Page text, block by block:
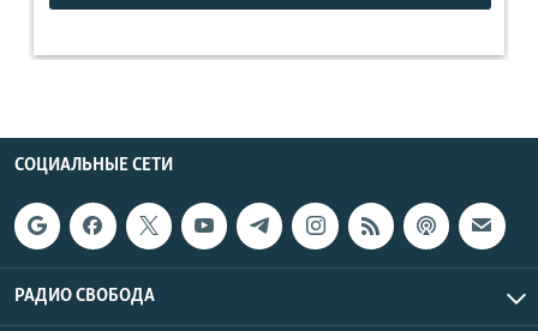
СОЦИАЛЬНЫЕ СЕТИ
РАДИО СВОБОДА